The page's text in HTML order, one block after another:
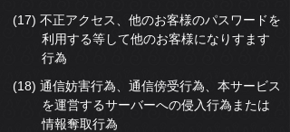
(17) 不正アクセス、他のお客様のパスワードを
利用する等して他のお客様になりすます
行為
(18) 通信妨害行為、通信傍受行為、本サービス
を運営するサーバーへの侵入行為または
情報奪取行為